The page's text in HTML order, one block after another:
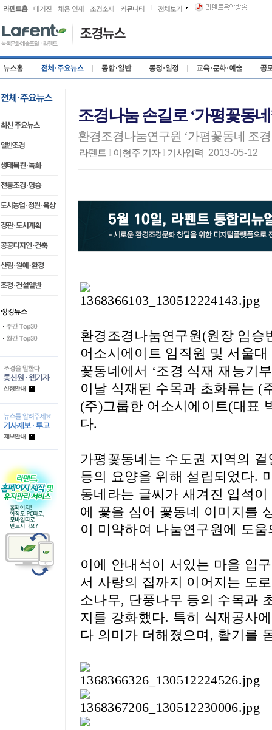
라펜트홈 매거진 채용·인재 조경소재 커뮤니티 전체보기
조경나눔 손길로 ‘가평꽃동
환경조경나눔연구원 ‘가평꽃동네 조
라펜트 l 이형주 기자 l 기사입력 2013-05-12
환경조경나눔연구원(원장 임승
어소시에이트 임직원 및 서울
꽃동네에서 ‘조경 식재 재능기부
이날 식재된 수목과 초화류는 (
(주)그룹한 어소시에이트(대표
다.
가평꽃동네는 수도권 지역의
등의 요양을 위해 설립되었다.
동네라는 글씨가 새겨진 입석이
에 꽃을 심어 꽃동네 이미지를
이 미약하여 나눔연구원에 도
이에 안내석이 서있는 마을 입
서 사랑의 집까지 이어지는 도
소나무, 단풍나무 등의 수목과
지를 강화했다. 특히 식재공사
다 의미가 더해졌으며 , 활기를